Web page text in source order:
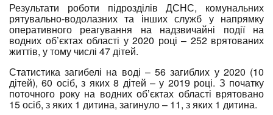
Результати роботи підрозділів ДСНС, комунальних
рятувально-водолазних та інших служб у напрямку
оперативного реагування на надзвичайні події на
водних об’єктах області у 2020 році – 252 врятованих
життів, у тому числі 47 дітей.
Статистика загибелі на воді – 56 загиблих у 2020 (10
дітей), 60 осіб, з яких 8 дітей – у 2019 році. З початку
поточного року на водних об’єктах області врятовано
15 осіб, з яких 1 дитина, загинуло – 11, з яких 1 дитина.